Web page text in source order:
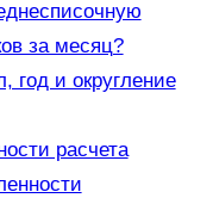
за месяц?
год и округление
расчета